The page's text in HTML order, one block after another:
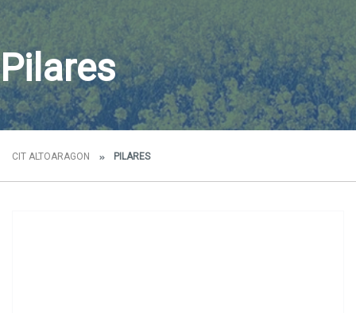
Pilares
CIT ALTOARAGON PILARES